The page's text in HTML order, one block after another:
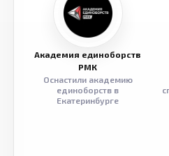
Академия единоборств
РМК
Оснастили академию
единоборств в
Екатеринбурге